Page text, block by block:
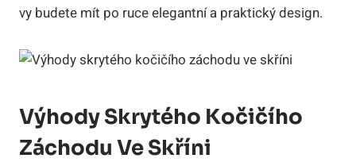
vy budete mít po ruce elegantní a praktický design.
Výhody Skrytého Kočičího
Záchodu Ve Skříni